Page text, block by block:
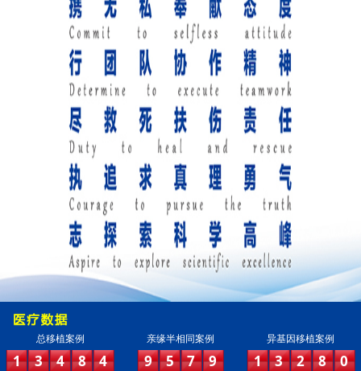
总移植案例
1 3 4 8 4
亲缘半相同案例
9 5 7 9
异基因移植案例
1 3 2 8 0